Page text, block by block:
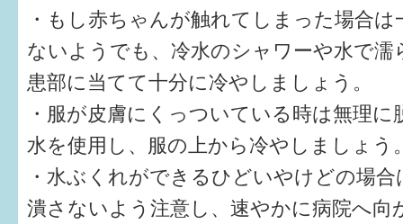
・もし赤ちゃんが触れてしまった場合
ないようでも、冷水のシャワーや水で濡
患部に当てて十分に冷やしましょう。
・服が皮膚にくっついている時は無理に
水を使用し、服の上から冷やしましょう
・水ぶくれができるひどいやけどの場
潰さないよう注意し、速やかに病院へ向